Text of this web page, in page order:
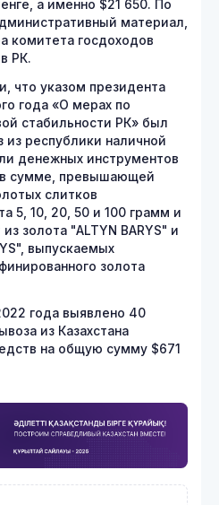
а именно $21 650. По
материал,
комитета госдоходов
РК.
что указом президента
года «О мерах по
стабильности РК» был
из республики наличной
денежных инструментов
в сумме, превышающей
слитков
5, 10, 20, 50 и 100 грамм и
золота "ALTYN BARYS" и
выпускаемых
золота
года выявлено 40
из Казахстана
на общую сумму $671